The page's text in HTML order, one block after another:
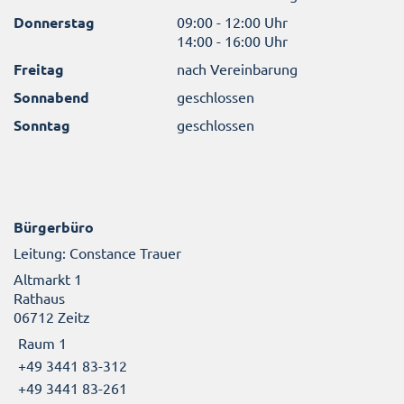
Donnerstag
09:00 - 12:00 Uhr
14:00 - 16:00 Uhr
Freitag nach Vereinbarung
Sonnabend geschlossen
Sonntag geschlossen
Bürgerbüro
Leitung: Constance Trauer
Altmarkt 1
Rathaus
06712 Zeitz
Raum 1
+49 3441 83-312
+49 3441 83-261